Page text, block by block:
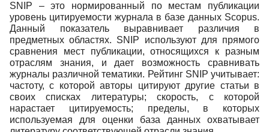
SNIP – это нормированный по местам публикации
уровень цитируемости журнала в базе данных Scopus.
Данный показатель выравнивает различия в
предметных областях. SNIP используют для прямого
сравнения мест публикации, относящихся к разным
отраслям знания, и дает возможность сравнивать
журналы различной тематики. Рейтинг SNIP учитывает:
частоту, с которой авторы цитируют другие статьи в
своих списках литературы; скорость, с которой
нарастает цитируемость; пределы, в которых
используемая для оценки база данных охватывает